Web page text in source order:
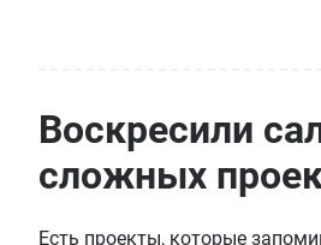
Воскресили
сложных
Есть проекты, которые